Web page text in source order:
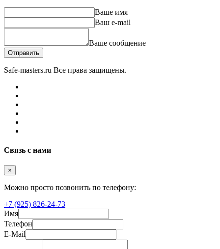
Ваше имя
Ваш e-mail
Ваше сообщение
Отправить
Safe-masters.ru Все права защищены.
Связь с нами
×
Можно просто позвонить по телефону:
+7 (925) 826-24-73
Имя
Телефон
E-Mail